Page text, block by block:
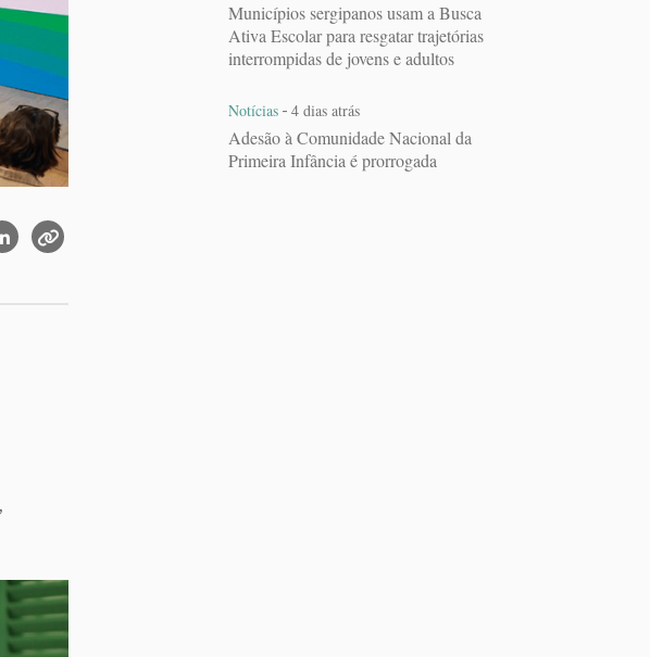
Municípios sergipanos usam a Busca
Ativa Escolar para resgatar trajetórias
interrompidas de jovens e adultos
Notícias - 4 dias atrás
Adesão à Comunidade Nacional da
Primeira Infância é prorrogada